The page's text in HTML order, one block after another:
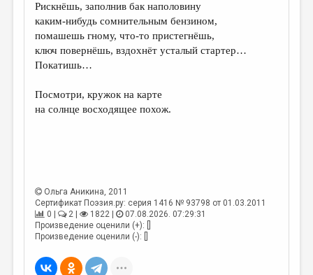
СТРАНИЦЫ ПАМЯТИ
ОБЪЯВЛЕНИЯ
РЕДКОЛЛЕГИЯ
ЛИТЕРАТУРОВЕДЕНИЕ
КУЛЬТУРОВЕДЕНИЕ
ПУБЛИЦИСТИКА
РЕЦЕНЗИРОВАНИЕ
Рискнёшь, заполнив бак наполовину
каким-нибудь сомнительным бензином,
помашешь гному, что-то пристегнёшь,
ключ повернёшь, вздохнёт усталый стартер…
Покатишь…
Посмотри, кружок на карте
на солнце восходящее похож.
Ольга Аникина, 2011
Сертификат Поэзия.ру: серия 1416 № 93798 от 01.03.2011
0 |
2 | 1822 |
07.08.2026. 07:29:31
Произведение оценили (+): []
Произведение оценили (-): []